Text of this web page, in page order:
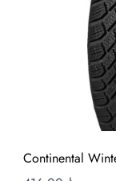
Continental